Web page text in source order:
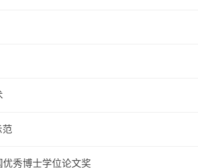
范
秀博士学位论文奖